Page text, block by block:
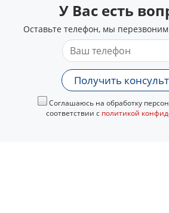
У Вас есть
Оставьте телефон, мы
Получить
Соглашаюсь на обработку
соответствии с политикой